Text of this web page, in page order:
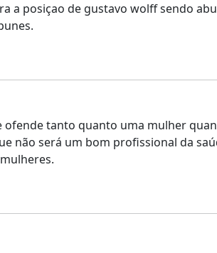
a posiçao de gustavo wolff sendo
tanto quanto uma mulher
não será um bom profissional da